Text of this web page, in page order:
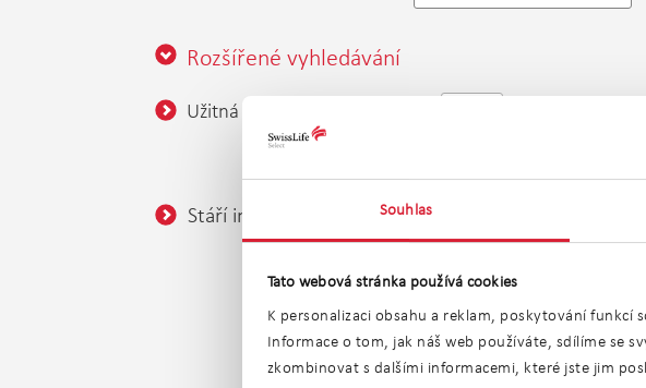
Souhlas
Tato webová stránka používá cookies
K personalizaci obsahu a reklam, poskytování funkcí
Informace o tom, jak náš web používáte, sdílíme se
zkombinovat s dalšími informacemi, které jste jim
Rozšířené vyhledávání
Užitná plocha:
Stáří inzerátu: posledních 7 dní